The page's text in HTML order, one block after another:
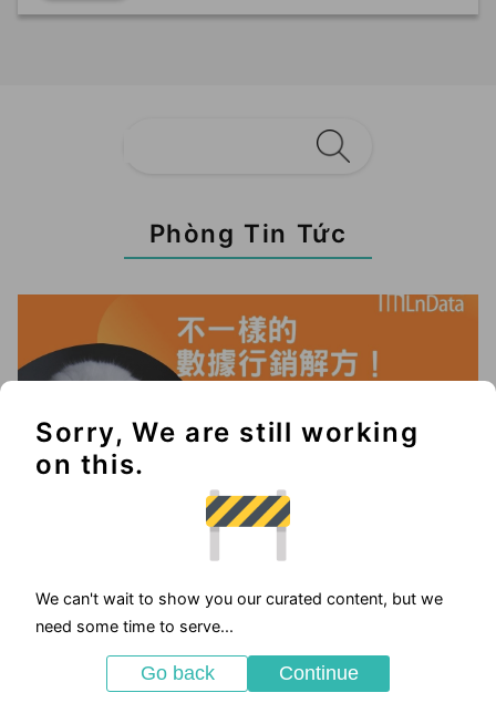
Phòng Tin Tức
2025-05-23
Sorry, We are still working
on this.
We can't wait to show you our curated content, but we
need some time to serve...
Go back Continue